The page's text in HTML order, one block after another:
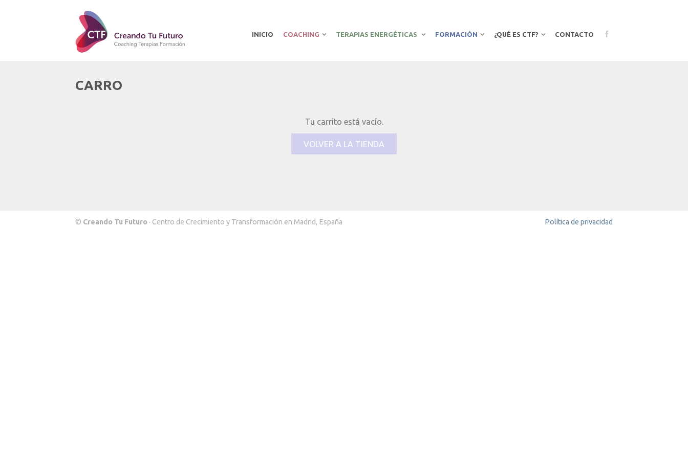
INICIO COACHING TERAPIAS ENERGÉTICAS FORMACIÓN ¿QUÉ ES CTF? CONTACTO
CARRO
Tu carrito está vacío.
VOLVER A LA TIENDA
© Creando Tu Futuro · Centro de Crecimiento y Transformación en Madrid, España Política de privacidad